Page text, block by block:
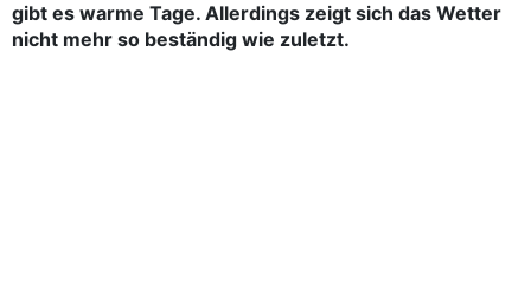
gibt es warme Tage. Allerdings zeigt sich das Wetter
nicht mehr so beständig wie zuletzt.